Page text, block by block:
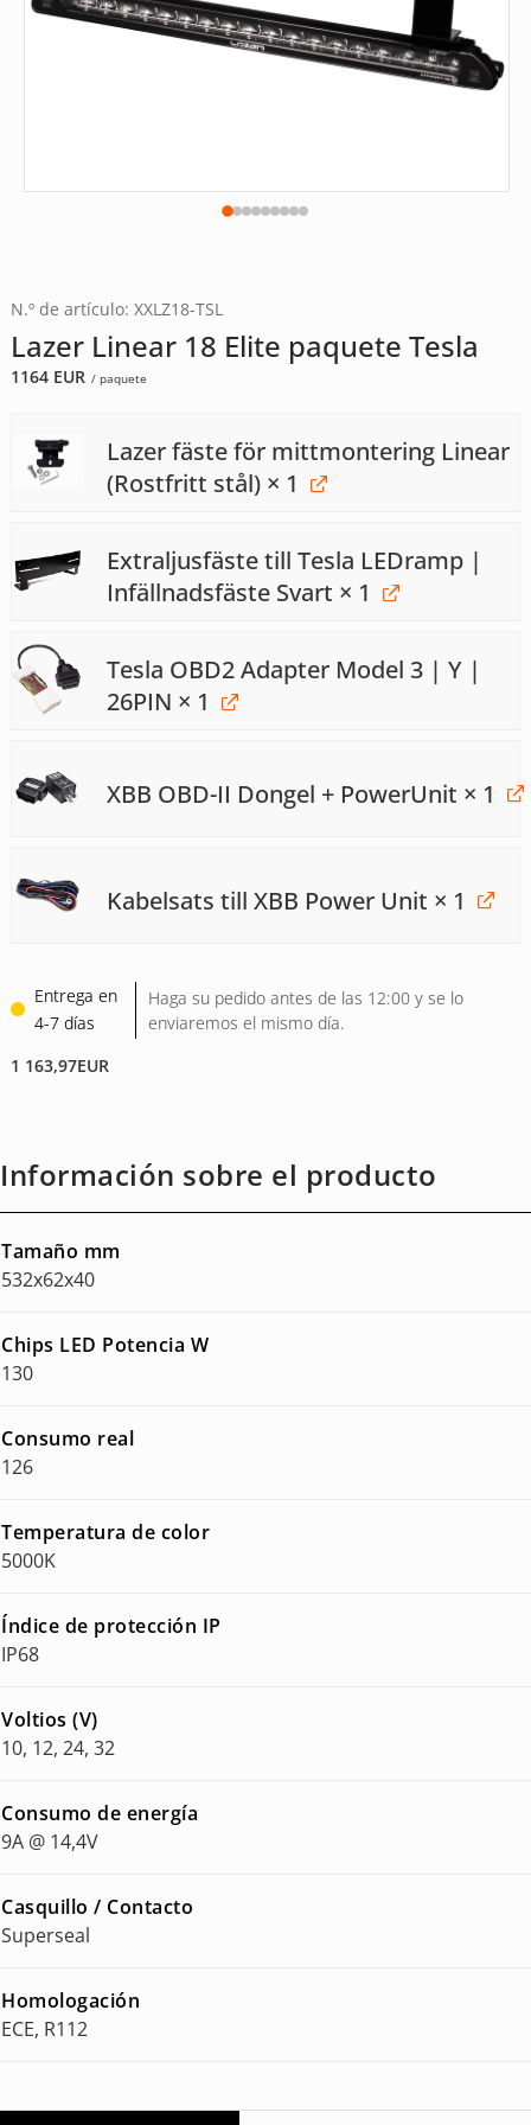
N.º de artículo: XXLZ18-TSL
Lazer Linear 18 Elite paquete Tesla
1164 EUR / paquete
Lazer fäste för mittmontering Linear
(Rostfritt stål)× 1
Extraljusfäste till Tesla LEDramp |
Infällnadsfäste Svart × 1
Tesla OBD2 Adapter Model 3 | Y |
26PIN × 1
XBB OBD-II Dongel + PowerUnit × 1
Kabelsats till XBB Power Unit × 1
Entrega en
4-7 días
Haga su pedido antes de las 12:00 y se lo
enviaremos el mismo día.
1 163,97EUR
Información sobre el producto
Tamaño mm
532x62x40
Chips LED Potencia W
130
Consumo real
126
Temperatura de color
5000K
Índice de protección IP
IP68
Voltios (V)
10, 12, 24, 32
Consumo de energía
9A @ 14,4V
Casquillo / Contacto
Superseal
Homologación
ECE, R112